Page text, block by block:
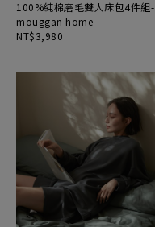
100%純棉磨毛雙人床包4件組-
mouggan home
NT$3,980